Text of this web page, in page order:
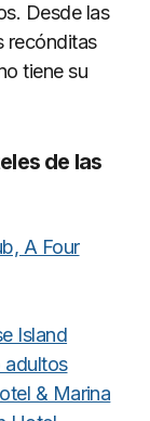
Desde las
recónditas
tiene su
de las
A Four
Island
adultos
& Marina